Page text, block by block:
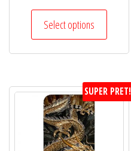
Select options
SUPER PRET!